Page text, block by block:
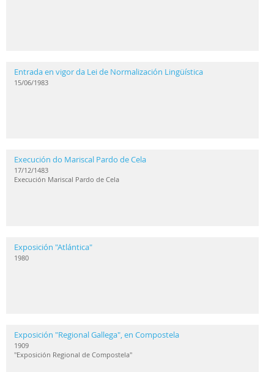
Entrada en vigor da Lei de Normalización Lingüística
15/06/1983
Execución do Mariscal Pardo de Cela
17/12/1483
Execución Mariscal Pardo de Cela
Exposición "Atlántica"
1980
Exposición "Regional Gallega", en Compostela
1909
"Exposición Regional de Compostela"